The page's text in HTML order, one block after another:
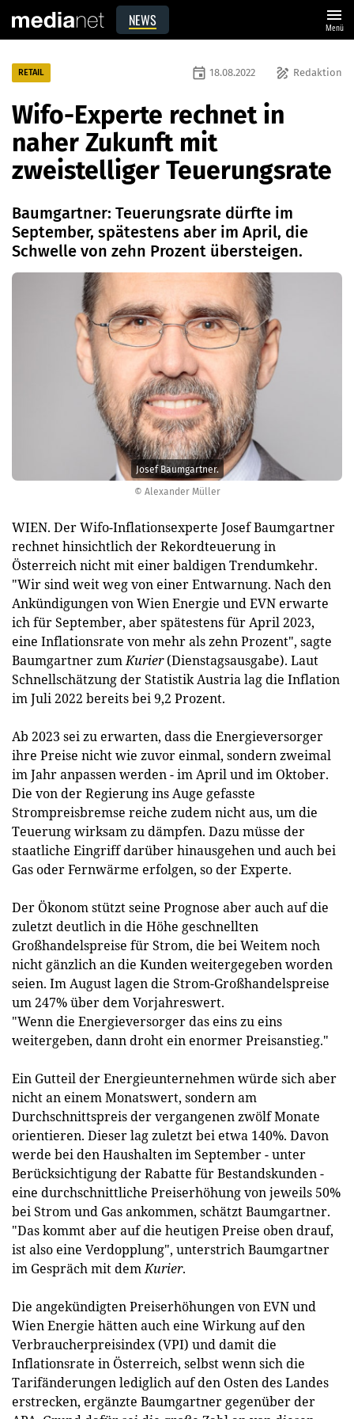
NEWS menu
Menü
© Alexander Müller
Josef Baumgartner.
RETAIL draw Redaktion
event 18.08.2022
Wifo-Experte rechnet in
naher Zukunft mit
zweistelliger Teuerungsrate
Baumgartner: Teuerungsrate dürfte im
September, spätestens aber im April, die
Schwelle von zehn Prozent übersteigen.
WIEN. Der Wifo-Inflationsexperte Josef Baumgartner
rechnet hinsichtlich der Rekordteuerung in
Österreich nicht mit einer baldigen Trendumkehr.
"Wir sind weit weg von einer Entwarnung. Nach den
Ankündigungen von Wien Energie und EVN erwarte
ich für September, aber spätestens für April 2023,
eine Inflationsrate von mehr als zehn Prozent", sagte
Baumgartner zumKurier(Dienstagsausgabe). Laut
Schnellschätzung der Statistik Austria lag die Inflation
im Juli 2022 bereits bei 9,2 Prozent.
Ab 2023 sei zu erwarten, dass die Energieversorger
ihre Preise nicht wie zuvor einmal, sondern zweimal
im Jahr anpassen werden - im April und im Oktober.
Die von der Regierung ins Auge gefasste
Strompreisbremse reiche zudem nicht aus, um die
Teuerung wirksam zu dämpfen. Dazu müsse der
staatliche Eingriff darüber hinausgehen und auch bei
Gas oder Fernwärme erfolgen, so der Experte.
Der Ökonom stützt seine Prognose aber auch auf die
zuletzt deutlich in die Höhe geschnellten
Großhandelspreise für Strom, die bei Weitem noch
nicht gänzlich an die Kunden weitergegeben worden
seien. Im August lagen die Strom-Großhandelspreise
um 247% über dem Vorjahreswert.
"Wenn die Energieversorger das eins zu eins
weitergeben, dann droht ein enormer Preisanstieg."
Ein Gutteil der Energieunternehmen würde sich aber
nicht an einem Monatswert, sondern am
Durchschnittspreis der vergangenen zwölf Monate
orientieren. Dieser lag zuletzt bei etwa 140%. Davon
werde bei den Haushalten im September - unter
Berücksichtigung der Rabatte für Bestandskunden -
eine durchschnittliche Preiserhöhung von jeweils 50%
bei Strom und Gas ankommen, schätzt Baumgartner.
"Das kommt aber auf die heutigen Preise oben drauf,
ist also eine Verdopplung", unterstrich Baumgartner
im Gespräch mit demKurier.
Die angekündigten Preiserhöhungen von EVN und
Wien Energie hätten auch eine Wirkung auf den
Verbraucherpreisindex (VPI) und damit die
Inflationsrate in Österreich, selbst wenn sich die
Tarifänderungen lediglich auf den Osten des Landes
erstrecken, ergänzte Baumgartner gegenüber der